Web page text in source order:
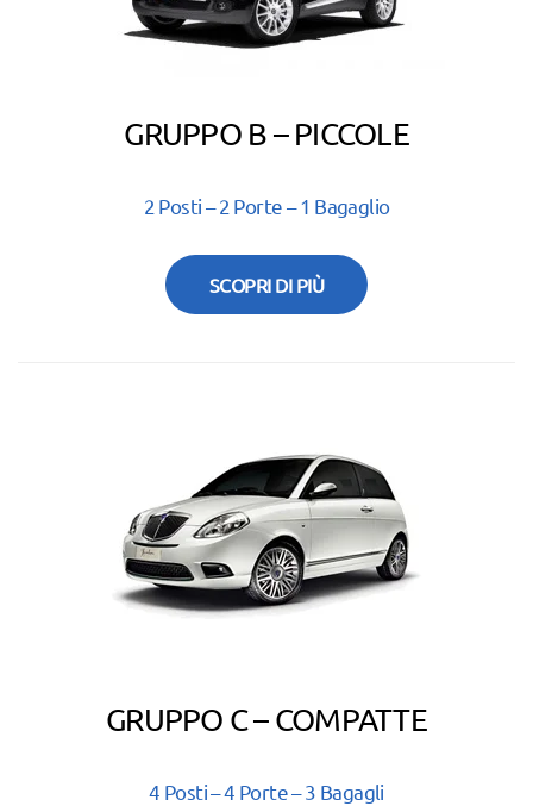
GRUPPO B – PICCOLE
2 Posti – 2 Porte – 1 Bagaglio
SCOPRI DI PIÙ
GRUPPO C – COMPATTE
4 Posti – 4 Porte – 3 Bagagli